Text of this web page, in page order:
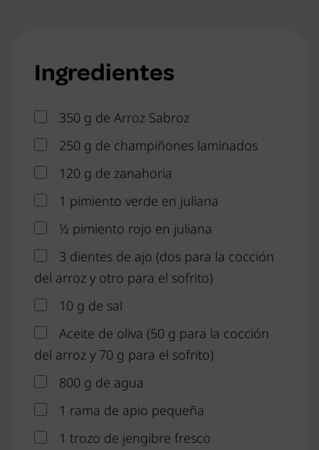
Ingredientes
350 g de Arroz Sabroz
250 g de champiñones laminados
120 g de zanahoria
1 pimiento verde en juliana
½ pimiento rojo en juliana
3 dientes de ajo (dos para la cocción
del arroz y otro para el sofrito)
10 g de sal
Aceite de oliva (50 g para la cocción
del arroz y 70 g para el sofrito)
800 g de agua
1 rama de apio pequeña
1 trozo de jengibre fresco